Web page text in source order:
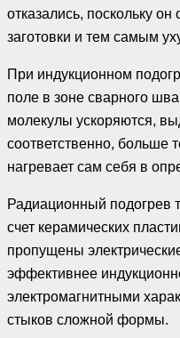
отказались, поскольку
заготовки и тем самым
При индукционном
поле в зоне сварного
молекулы ускоряются,
соответственно, больше
нагревает сам себя в
Радиационный подогрев
счет керамических
пропущены
эффективнее
электромагнитными
стыков сложной формы.